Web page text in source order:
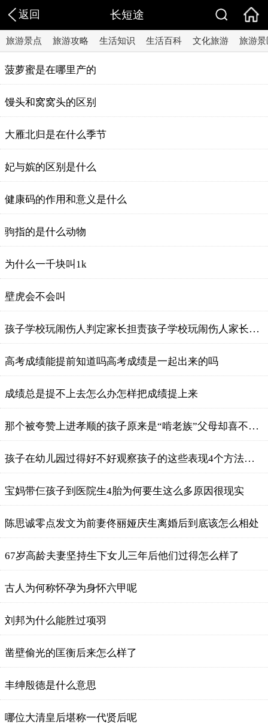
返回 长短途
旅游景点 旅游攻略 生活知识 生活百科 文化旅游 旅游景
菠萝蜜是在哪里产的
馒头和窝窝头的区别
大雁北归是在什么季节
妃与嫔的区别是什么
健康码的作用和意义是什么
驹指的是什么动物
为什么一千块叫1k
壁虎会不会叫
​孩子学校玩闹伤人判定家长担责孩子学校玩闹伤人家长承担哪些责任
​高考成绩能提前知道吗高考成绩是一起出来的吗
成绩总是提不上去怎么办怎样把成绩提上来
那个被夸赞上进孝顺的孩子原来是“啃老族”父母却喜不胜言
孩子在幼儿园过得好不好观察孩子的这些表现4个方法试一试
宝妈带仨孩子到医院生4胎为何要生这么多原因很现实
陈思诚零点发文为前妻佟丽娅庆生离婚后到底该怎么相处
67岁高龄夫妻坚持生下女儿三年后他们过得怎么样了
古人为何称怀孕为身怀六甲呢
刘邦为什么能胜过项羽
凿壁偷光的匡衡后来怎么样了
丰绅殷德是什么意思
哪位大清皇后堪称一代贤后呢